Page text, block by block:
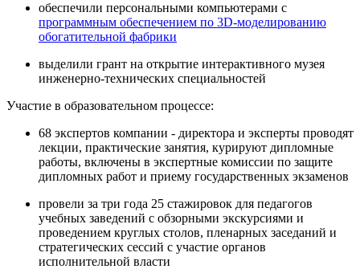
обеспечили персональными компьютерами с
программным обеспечением по 3D-моделированию
обогатительной фабрики
выделили грант на открытие интерактивного музея
инженерно-технических специальностей
Участие в образовательном процессе:
68 экспертов компании - директора и эксперты проводят
лекции, практические занятия, курируют дипломные
работы, включены в экспертные комиссии по защите
дипломных работ и приему государственных экзаменов
провели за три года 25 стажировок для педагогов
учебных заведений с обзорными экскурсиями и
проведением круглых столов, пленарных заседаний и
стратегических сессий с участие органов
исполнительной власти